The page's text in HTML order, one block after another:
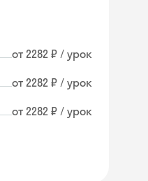
от 2282 ₽ / урок
от 2282 ₽ / урок
от 2282 ₽ / урок